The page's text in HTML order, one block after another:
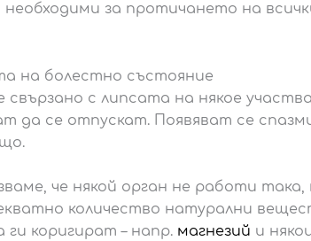
за протичането на
на болестно състояние
с липсата на някое
да се отпускат. Появяват се
че някой орган не работи
количество натурални
коригират – напр. магнезий и